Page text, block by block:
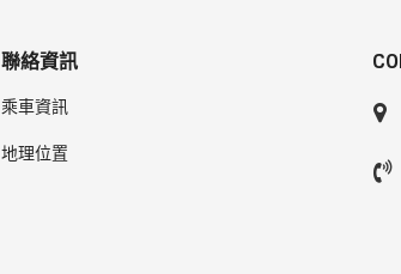
聯絡資訊
乘車資訊
地理位置